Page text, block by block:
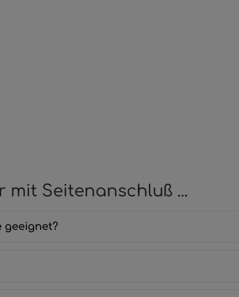
mit Seitenanschluß ...
geeignet?